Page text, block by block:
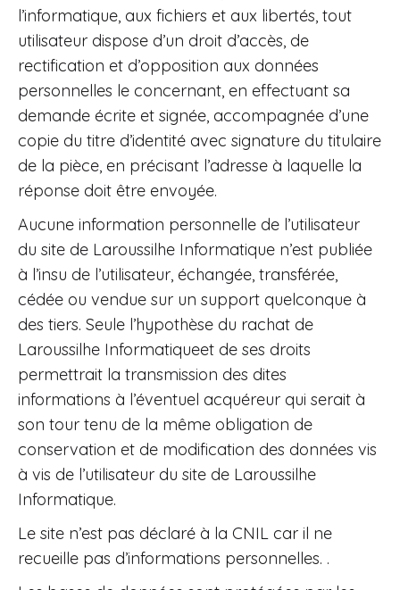
l’informatique, aux fichiers et aux libertés, tout
utilisateur dispose d’un droit d’accès, de
rectification et d’opposition aux données
personnelles le concernant, en effectuant sa
demande écrite et signée, accompagnée d’une
copie du titre d’identité avec signature du titulaire
de la pièce, en précisant l’adresse à laquelle la
réponse doit être envoyée.
Aucune information personnelle de l’utilisateur
du site de Laroussilhe Informatique n’est publiée
à l’insu de l’utilisateur, échangée, transférée,
cédée ou vendue sur un support quelconque à
des tiers. Seule l’hypothèse du rachat de
Laroussilhe Informatiqueet de ses droits
permettrait la transmission des dites
informations à l’éventuel acquéreur qui serait à
son tour tenu de la même obligation de
conservation et de modification des données vis
à vis de l’utilisateur du site de Laroussilhe
Informatique.
Le site n’est pas déclaré à la CNIL car il ne
recueille pas d’informations personnelles. .